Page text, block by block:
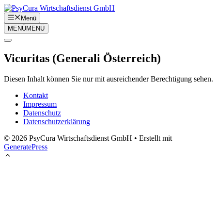
Zum
Inhalt
springen
Menü
MENÜMENÜ
Vicuritas (Generali Österreich)
Diesen Inhalt können Sie nur mit ausreichender Berechtigung sehen.
Kontakt
Impressum
Datenschutz
Datenschutzerklärung
© 2026 PsyCura Wirtschaftsdienst GmbH • Erstellt mit
GeneratePress